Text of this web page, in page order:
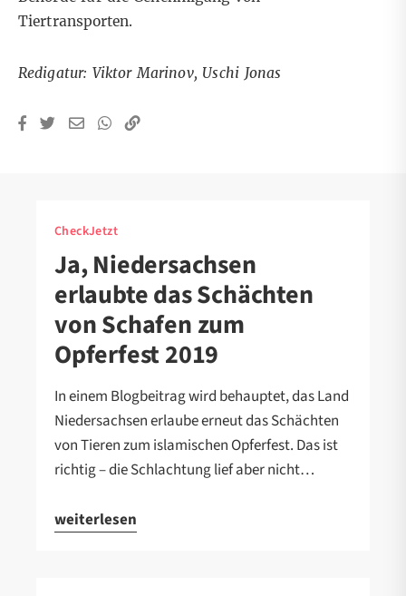
Tiertransporten.
Redigatur: Viktor Marinov, Uschi Jonas
CheckJetzt
Ja, Niedersachsen
erlaubte das Schächten
von Schafen zum
Opferfest 2019
In einem Blogbeitrag wird behauptet, das Land
Niedersachsen erlaube erneut das Schächten
von Tieren zum islamischen Opferfest. Das ist
richtig – die Schlachtung lief aber nicht…
weiterlesen